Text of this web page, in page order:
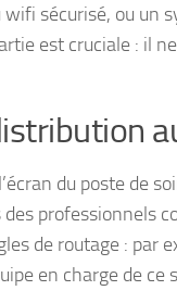
sécurisé, ou un
est cruciale : il
du poste de
professionnels
de routage : par
en charge de ce